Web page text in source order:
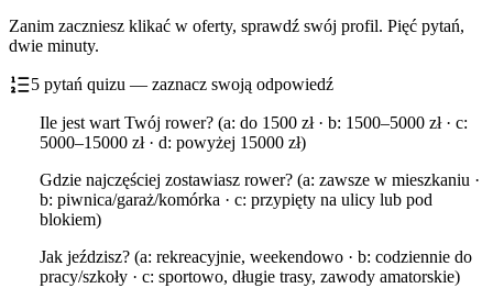
Zanim zaczniesz klikać w oferty, sprawdź swój profil. Pięć pytań,
dwie minuty.
5 pytań quizu — zaznacz swoją odpowiedź
Ile jest wart Twój rower? (a: do 1500 zł · b: 1500–5000 zł · c:
5000–15000 zł · d: powyżej 15000 zł)
Gdzie najczęściej zostawiasz rower? (a: zawsze w mieszkaniu ·
b: piwnica/garaż/komórka · c: przypięty na ulicy lub pod
blokiem)
Jak jeździsz? (a: rekreacyjnie, weekendowo · b: codziennie do
pracy/szkoły · c: sportowo, długie trasy, zawody amatorskie)